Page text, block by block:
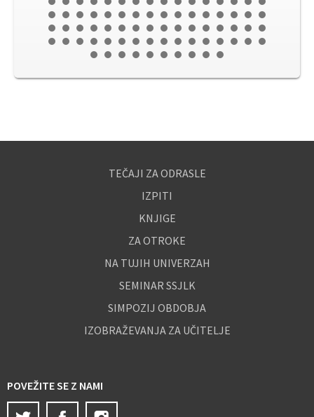
TEČAJI ZA ODRASLE
IZPITI
KNJIGE
ZA OTROKE
NA TUJIH UNIVERZAH
SEMINAR SSJLK
SIMPOZIJ OBDOBJA
IZOBRAŽEVANJA ZA UČITELJE
POVEŽITE SE Z NAMI
Twitter
Facebook